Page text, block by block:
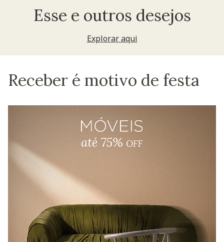
Esse e outros desejos
Explorar aqui
Receber é motivo de festa